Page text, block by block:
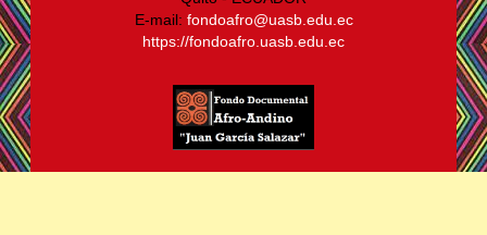
E-mail: fondoafro@uasb.edu.ec
https://fondoafro.uasb.edu.ec